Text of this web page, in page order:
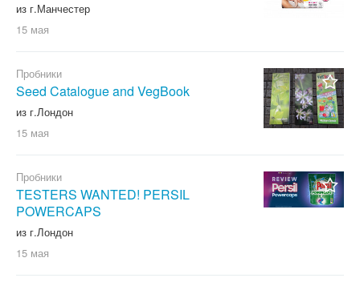
из г.Манчестер
15 мая
Пробники
Seed Catalogue and VegBook
из г.Лондон
15 мая
Пробники
TESTERS WANTED! PERSIL
POWERCAPS
из г.Лондон
15 мая